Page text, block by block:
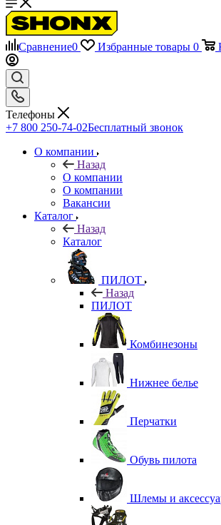
Сравнение0 Избранные товары 0
Телефоны
+7 800 250-74-02Бесплатный звонок
О компании
Назад
О компании
О компании
Вакансии
Каталог
Назад
Каталог
ПИЛОТ
Назад
ПИЛОТ
Комбинезоны
Нижнее белье
Перчатки
Обувь пилота
Шлемы и